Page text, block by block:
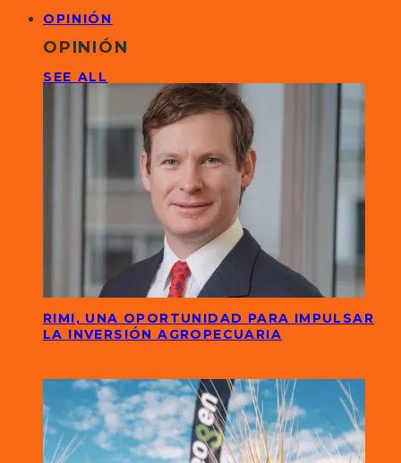
OPINIÓN
OPINIÓN
SEE ALL
RIMI, UNA OPORTUNIDAD PARA IMPULSAR
LA INVERSIÓN AGROPECUARIA